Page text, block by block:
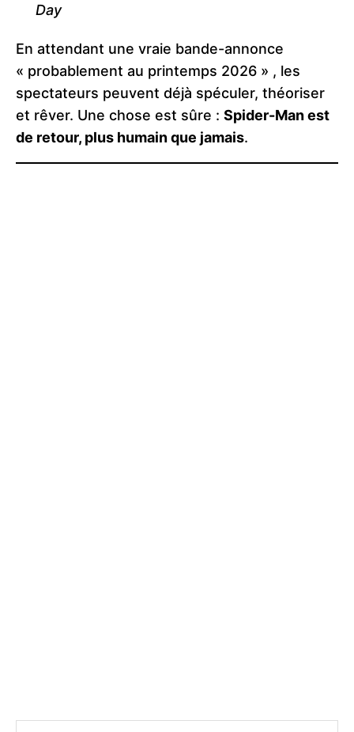
Day
En attendant une vraie bande-annonce
« probablement au printemps 2026 » , les
spectateurs peuvent déjà spéculer, théoriser
et rêver. Une chose est sûre : Spider-Man est
de retour, plus humain que jamais.